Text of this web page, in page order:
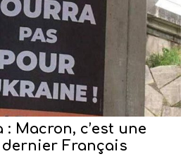
: Macron, c’est une
dernier Français